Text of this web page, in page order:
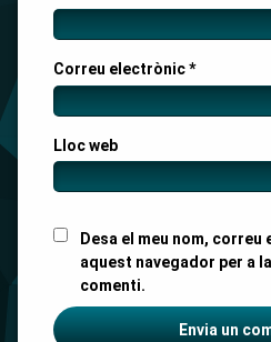
Correu electrònic*
Lloc web
Desa el meu nom,
aquest navegador per a
comenti.